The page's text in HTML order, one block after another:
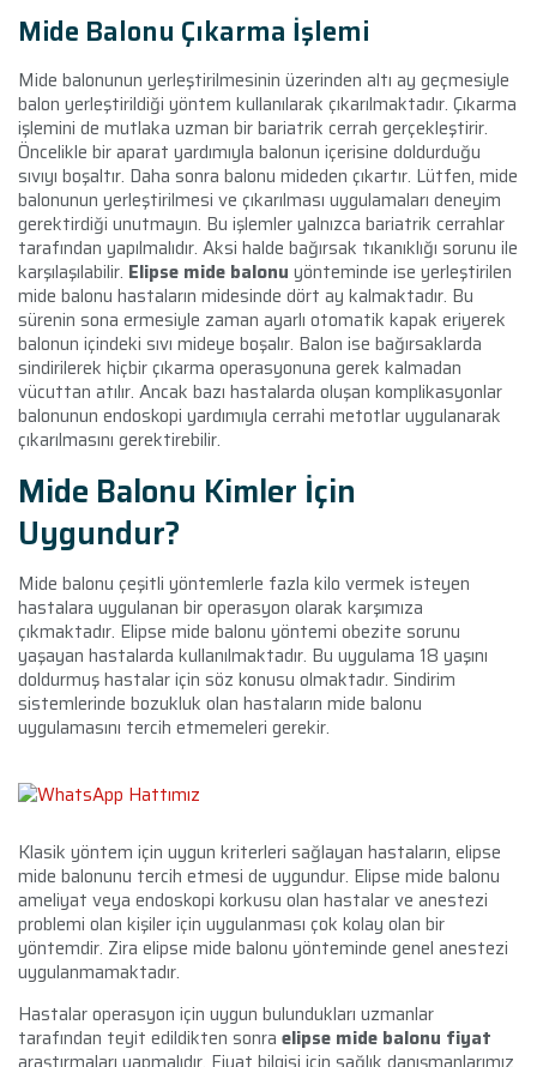
Mide Balonu Çıkarma İşlemi
Mide balonunun yerleştirilmesinin üzerinden altı ay geçmesiyle
balon yerleştirildiği yöntem kullanılarak çıkarılmaktadır. Çıkarma
işlemini de mutlaka uzman bir bariatrik cerrah gerçekleştirir.
Öncelikle bir aparat yardımıyla balonun içerisine doldurduğu
sıvıyı boşaltır. Daha sonra balonu mideden çıkartır. Lütfen, mide
balonunun yerleştirilmesi ve çıkarılması uygulamaları deneyim
gerektirdiği unutmayın. Bu işlemler yalnızca bariatrik cerrahlar
tarafından yapılmalıdır. Aksi halde bağırsak tıkanıklığı sorunu ile
karşılaşılabilir. Elipse mide balonu yönteminde ise yerleştirilen
mide balonu hastaların midesinde dört ay kalmaktadır. Bu
sürenin sona ermesiyle zaman ayarlı otomatik kapak eriyerek
balonun içindeki sıvı mideye boşalır. Balon ise bağırsaklarda
sindirilerek hiçbir çıkarma operasyonuna gerek kalmadan
vücuttan atılır. Ancak bazı hastalarda oluşan komplikasyonlar
balonunun endoskopi yardımıyla cerrahi metotlar uygulanarak
çıkarılmasını gerektirebilir.
Mide Balonu Kimler İçin
Uygundur?
Mide balonu çeşitli yöntemlerle fazla kilo vermek isteyen
hastalara uygulanan bir operasyon olarak karşımıza
çıkmaktadır. Elipse mide balonu yöntemi obezite sorunu
yaşayan hastalarda kullanılmaktadır. Bu uygulama 18 yaşını
doldurmuş hastalar için söz konusu olmaktadır. Sindirim
sistemlerinde bozukluk olan hastaların mide balonu
uygulamasını tercih etmemeleri gerekir.
Klasik yöntem için uygun kriterleri sağlayan hastaların, elipse
mide balonunu tercih etmesi de uygundur. Elipse mide balonu
ameliyat veya endoskopi korkusu olan hastalar ve anestezi
problemi olan kişiler için uygulanması çok kolay olan bir
yöntemdir. Zira elipse mide balonu yönteminde genel anestezi
uygulanmamaktadır.
Hastalar operasyon için uygun bulundukları uzmanlar
tarafından teyit edildikten sonra elipse mide balonu fiyat